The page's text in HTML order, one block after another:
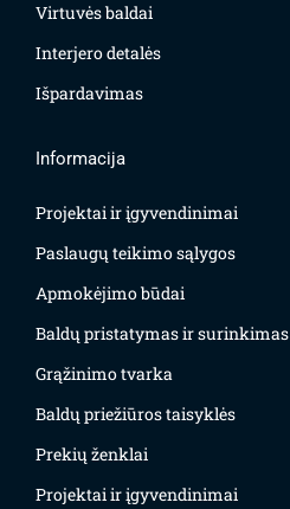
Virtuvės baldai
Interjero detalės
Išpardavimas
Informacija
Projektai ir įgyvendinimai
Paslaugų teikimo sąlygos
Apmokėjimo būdai
Baldų pristatymas ir surinkimas
Grąžinimo tvarka
Baldų priežiūros taisyklės
Prekių ženklai
Projektai ir įgyvendinimai